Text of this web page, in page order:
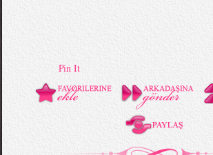
Pin It